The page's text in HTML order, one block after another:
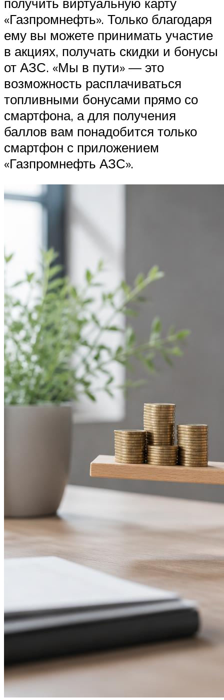
«Газпромнефть». Только благодаря
ему вы можете принимать участие
в акциях, получать скидки и бонусы
от АЗС. «Мы в пути» — это
возможность расплачиваться
топливными бонусами прямо со
смартфона, а для получения
баллов вам понадобится только
смартфон с приложением
«Газпромнефть АЗС».